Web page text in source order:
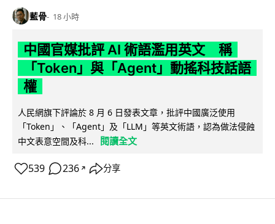
藍骨 18 小時
中國官媒批評 AI 術語濫用英文 稱
「Token」與「Agent」動搖科技話語
權
人民網旗下評論於 8 月 6 日發表文章，批評中國廣泛使用
「Token」、「Agent」及「LLM」等英文術語，認為做法侵蝕
中文表意空間及科...
閱讀全文
539 236 ↗ 分享